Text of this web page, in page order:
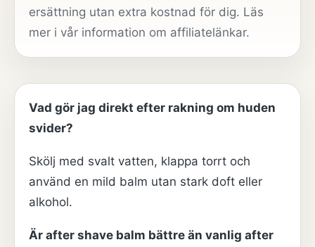
ersättning utan extra kostnad för dig. Läs
mer i vår information om affiliatelänkar.
Vad gör jag direkt efter rakning om huden
svider?
Skölj med svalt vatten, klappa torrt och
använd en mild balm utan stark doft eller
alkohol.
Är after shave balm bättre än vanlig after